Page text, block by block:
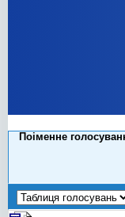
Поіменне